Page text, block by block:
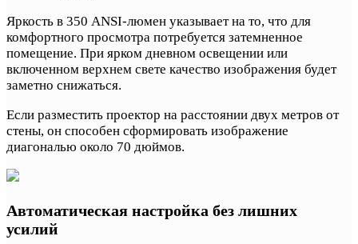
Яркость в 350 ANSI-люмен указывает на то, что для
комфортного просмотра потребуется затемненное
помещение. При ярком дневном освещении или
включенном верхнем свете качество изображения будет
заметно снижаться.
Если разместить проектор на расстоянии двух метров от
стены, он способен сформировать изображение
диагональю около 70 дюймов.
Автоматическая настройка без лишних
усилий